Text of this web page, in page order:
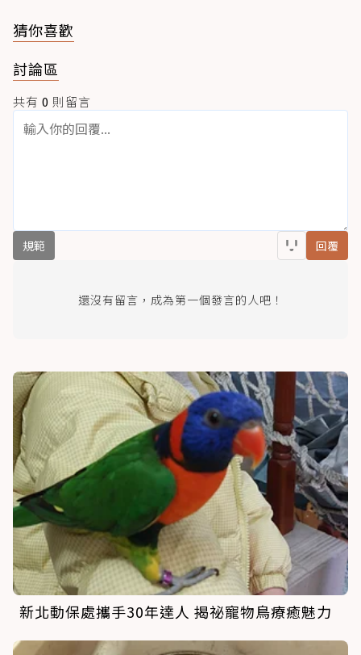
猜你喜歡
討論區
共有 0 則留言
規範 回覆
還沒有留言，成為第一個發言的人吧！
新北動保處攜手30年達人 揭祕寵物鳥療癒魅力